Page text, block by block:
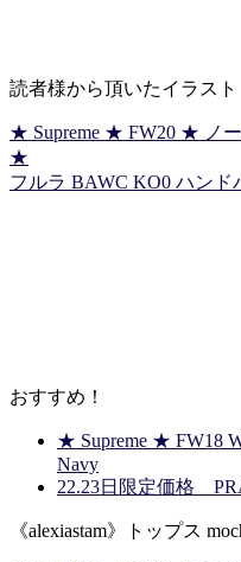
読者様から頂いたイラスト
★ Supreme ★ FW20 ★ ノ
★
フルラ BAWC KO0 ハンド
おすすめ！
★ Supreme ★ FW18
Navy
22.23日限定価格
《alexiastam》トップス